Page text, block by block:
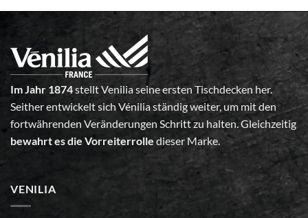
Im Jahr 1874stellt Venilia seine ersten Tischdecken her.
Seither entwickelt sich Vénilia ständig weiter, um mit den
fortwährenden Veränderungen Schritt zu halten. Gleichzeitig
bewahrt es die Vorreiterrolle dieser Marke.
VENILIA